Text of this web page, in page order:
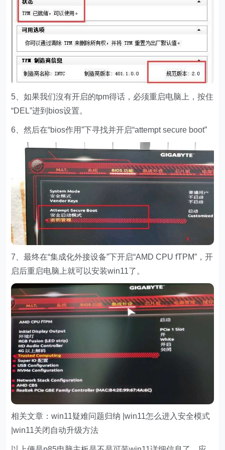
5、如果我们沒有开启的tpm得话，必须重启电脑上，按住
“DEL”进到bios设置。
6、然后在“bios作用”下寻找并开启“attempt secure boot”
7、最终在“集成化外接设备”下开启“AMD CPU fTPM”，开
启后重启电脑上就可以安装win11了。
相关文章：win11疑难问题归纳 |win11怎么进入安全模式
|win11关闭自动升级方法